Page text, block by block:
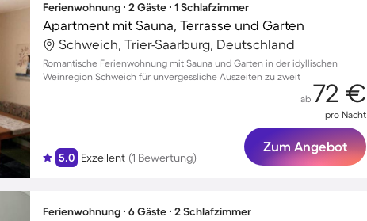
Ferienwohnung ∙ 2 Gäste ∙ 1 Schlafzimmer
Apartment mit Sauna, Terrasse und Garten
Schweich, Trier-Saarburg, Deutschland
Romantische Ferienwohnung mit Sauna und Garten in der idyllischen
Weinregion Schweich für unvergessliche Auszeiten zu zweit
5.0 Exzellent (1 Bewertung)
ab 72 €
pro Nacht
Zum Angebot
Ferienwohnung ∙ 6 Gäste ∙ 2 Schlafzimmer